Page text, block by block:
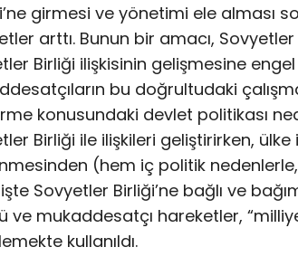
girmesi ve yönetimi ele alması
arttı. Bunun bir amacı,
Birliği ilişkisinin gelişmesine
bu doğrultudaki
konusundaki devlet politikası
Birliği ile ilişkileri geliştirirken,
(hem iç politik
Sovyetler Birliği’ne bağlı ve
ve mukaddesatçı hareketler,
kullanıldı.